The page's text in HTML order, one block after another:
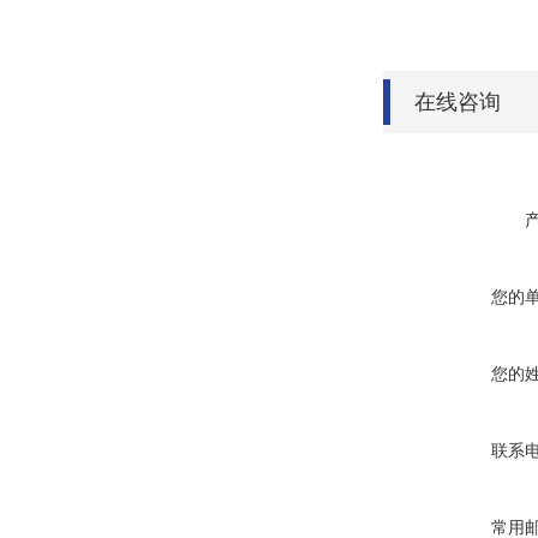
在线咨询
您的
您的
联系
常用